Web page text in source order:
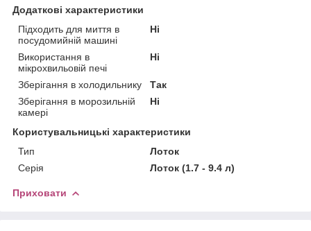
Додаткові характеристики
Підходить для миття в
посудомийній машині
Ні
Використання в
мікрохвильовій печі
Ні
Зберігання в холодильнику
Так
Зберігання в морозильній
камері
Ні
Користувальницькі характеристики
Тип
Лоток
Серія
Лоток (1.7 - 9.4 л)
Приховати